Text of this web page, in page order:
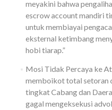
meyakini bahwa
escrow account mandiri
untuk membiayai
eksternal ketimbang
hobi tiarap.”
Mosi Tidak Percaya ke
memboikot total setoran
tingkat Cabang dan
gagal mengeksekusi